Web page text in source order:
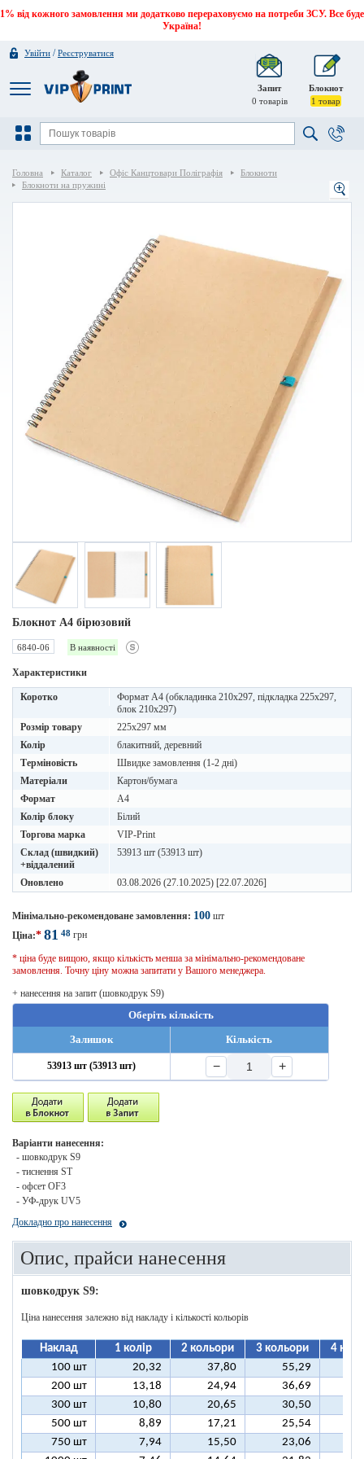
1% від кожного замовлення ми додатково перераховуємо на потреби ЗСУ. Все буде
Україна!
Увійти /Реєструватися
Запит
0 товарів
Блокнот
1 товар
Головна Каталог Офіс Канцтовари Поліграфія
Блокноти
Блокноти на пружині
Блокнот A4 бірюзовий
6840-06 В наявності
Характеристики
Коротко
Формат А4 (обкладинка 210х297, підкладка 225х297,
блок 210х297)
Розмір товару
225x297 мм
Колір
блакитний, деревний
Терміновість
Швидке замовлення (1-2 дні)
Матеріали
Картон/бумага
Формат
A4
Колір блоку
Білий
Торгова марка
VIP-Print
Склад (швидкий)
+віддалений
53913 шт (53913 шт)
Оновлено 03.08.2026 (27.10.2025) [22.07.2026]
Мінімально-рекомендоване замовлення: 100 шт
Ціна:* 81 48 грн
* ціна буде вищою, якщо кількість менша за мінімально-рекомендоване
замовлення. Точну ціну можна запитати у Вашого менеджера.
+ нанесення на запит (шовкодрук S9)
Оберіть кількість
Залишок
Кількість
53913 шт (53913 шт) − +
Варіанти нанесення:
- шовкодрук S9
- тиснення ST
- офсет OF3
- УФ-друк UV5
Докладно про нанесення
Опис, прайси нанесення
шовкодрук S9:
Ціна нанесення залежно від накладу і кількості кольорів
Наклад 1 колір 2 кольори 3 кольори
4
100 шт
20,32 37,80 55,29
200 шт
13,18 24,94 36,69
300 шт
10,80 20,65 30,50
500 шт
8,89 17,21 25,54
750 шт
7,94 15,50 23,06